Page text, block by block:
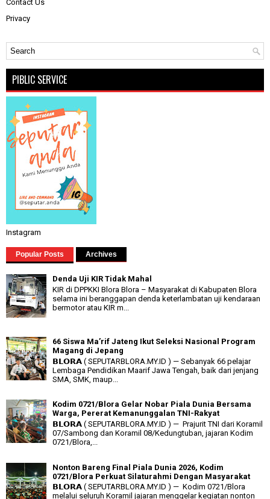
Contact Us
Privacy
PIBLIC SERVICE
Instagram
Popular Posts Archives
Denda Uji KIR Tidak Mahal
KIR di DPPKKI Blora Blora – Masyarakat di Kabupaten Blora
selama ini beranggapan denda keterlambatan uji kendaraan
bermotor atau KIR m...
66 Siswa Ma’rif Jateng Ikut Seleksi Nasional Program
Magang di Jepang
𝗕𝗟𝗢𝗥𝗔 ( SEPUTARBLORA.MY.ID ) — Sebanyak 66 pelajar
Lembaga Pendidikan Maarif Jawa Tengah, baik dari jenjang
SMA, SMK, maup...
Kodim 0721/Blora Gelar Nobar Piala Dunia Bersama
Warga, Pererat Kemanunggalan TNI-Rakyat
𝗕𝗟𝗢𝗥𝗔 ( SEPUTARBLORA.MY.ID ) — Prajurit TNI dari Koramil
07/Sambong dan Koramil 08/Kedungtuban, jajaran Kodim
0721/Blora,...
Nonton Bareng Final Piala Dunia 2026, Kodim
0721/Blora Perkuat Silaturahmi Dengan Masyarakat
𝗕𝗟𝗢𝗥𝗔 ( SEPUTARBLORA.MY.ID ) — Kodim 0721/Blora
melalui seluruh Koramil jajaran menggelar kegiatan nonton